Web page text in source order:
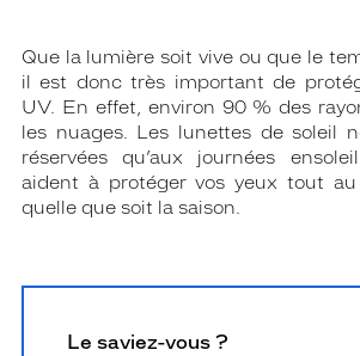
Que la lumière soit vive ou que le
il est donc très important de
UV. En effet, environ 90 % des
les nuages. Les lunettes de soleil
réservées qu’aux journées
aident à protéger vos yeux tout au
quelle que soit la saison.
Le saviez-vous ?